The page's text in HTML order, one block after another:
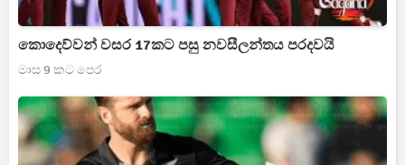
කොදෙව්වන් වසර 17කට පසු නවසීලන්තය පරදවයි
මාස 9 කට පෙර